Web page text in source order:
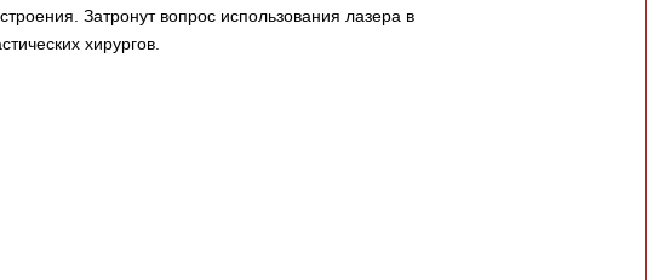
Затронут вопрос использования лазера в
хирургов.